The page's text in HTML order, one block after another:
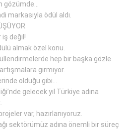
gözümde…
markasıyla ödül aldı.
iş değil!
almak özel konu.
hep bir başka gözle
girmiyor.
olduğu gibi…
gelecek yıl Türkiye adına
var, hazırlanıyoruz.
sektörümüz adına önemli bir süreç